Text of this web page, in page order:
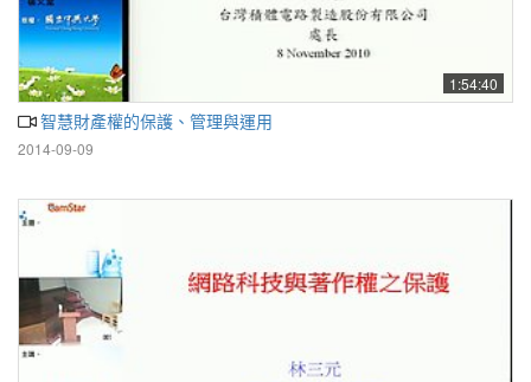
1:54:40
智慧財產權的保護、管理與運用
2014-09-09